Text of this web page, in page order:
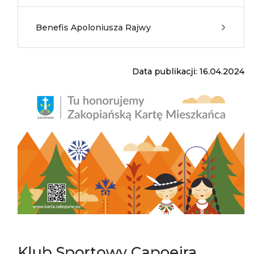
Benefis Apoloniusza Rajwy
Data publikacji: 16.04.2024